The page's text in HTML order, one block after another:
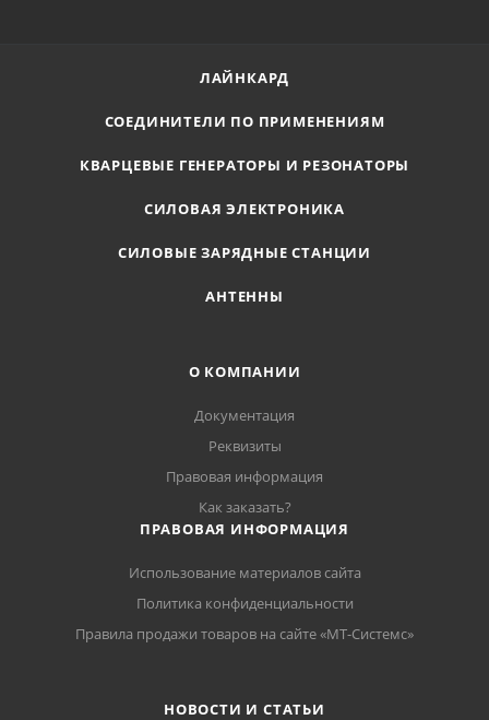
ЛАЙНКАРД
СОЕДИНИТЕЛИ ПО ПРИМЕНЕНИЯМ
КВАРЦЕВЫЕ ГЕНЕРАТОРЫ И РЕЗОНАТОРЫ
СИЛОВАЯ ЭЛЕКТРОНИКА
СИЛОВЫЕ ЗАРЯДНЫЕ СТАНЦИИ
АНТЕННЫ
О КОМПАНИИ
Документация
Реквизиты
Правовая информация
Как заказать?
ПРАВОВАЯ ИНФОРМАЦИЯ
Использование материалов сайта
Политика конфиденциальности
Правила продажи товаров на сайте «МТ-Системс»
НОВОСТИ И СТАТЬИ